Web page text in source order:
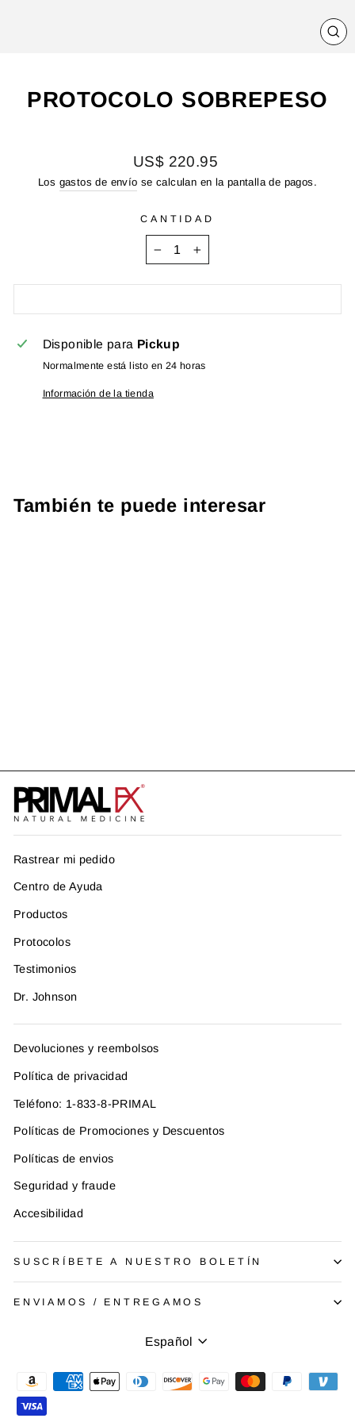
PROTOCOLO SOBREPESO
Precio
habitual
US$ 220.95
Los gastos de envío se calculan en la pantalla de pagos.
CANTIDAD
Disponible para Pickup
Normalmente está listo en 24 horas
Información de la tienda
También te puede interesar
Rastrear mi pedido
Centro de Ayuda
Productos
Protocolos
Testimonios
Dr. Johnson
Devoluciones y reembolsos
Política de privacidad
Teléfono: 1-833-8-PRIMAL
Políticas de Promociones y Descuentos
Políticas de envios
Seguridad y fraude
Accesibilidad
SUSCRÍBETE A NUESTRO BOLETÍN
ENVIAMOS / ENTREGAMOS
Idioma
Español